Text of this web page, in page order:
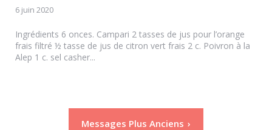
6 juin 2020
Ingrédients 6 onces. Campari 2 tasses de jus pour l’orange
frais filtré ½ tasse de jus de citron vert frais 2 c. Poivron à la
Alep 1 c. sel casher...
Messages Plus Anciens